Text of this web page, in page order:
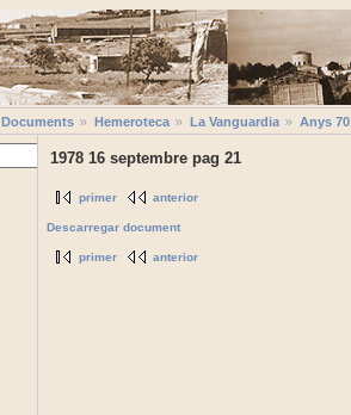
Documents Hemeroteca La Vanguardia Anys 70
1978 16 septembre pag 21
primer anterior
Descarregar document
primer anterior